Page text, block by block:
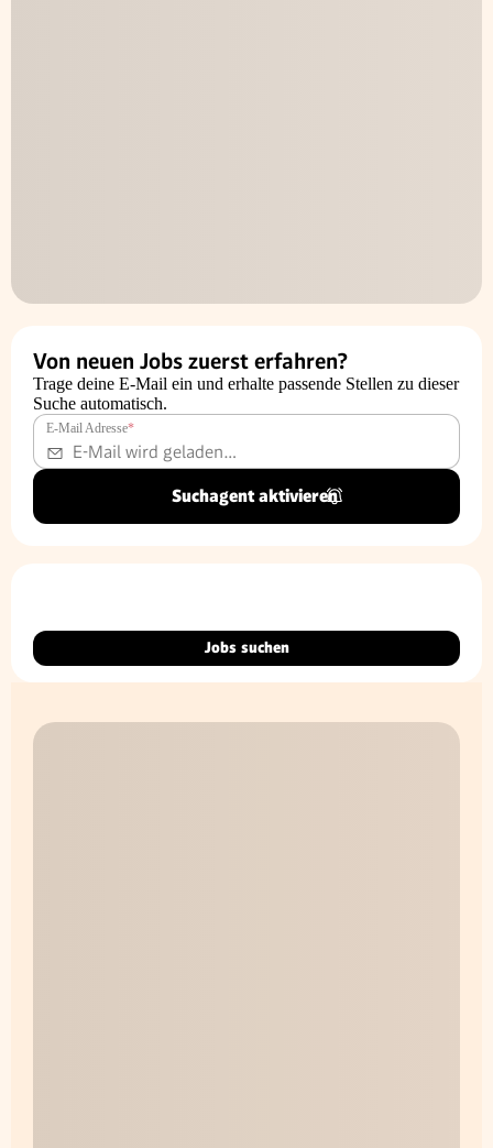
Von neuen Jobs zuerst erfahren?
Trage deine E-Mail ein und erhalte passende Stellen zu dieser
Suche automatisch.
E-Mail Adresse*
Suchagent aktivieren
Jobs suchen